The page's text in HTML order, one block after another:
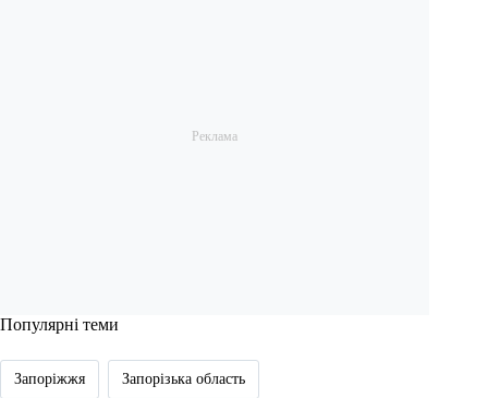
Популярні теми
Запоріжжя Запорізька область